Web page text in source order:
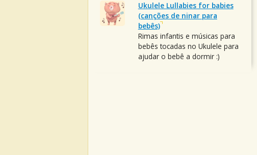
Ukulele Lullabies for babies
(canções de ninar para
bebês)
Rimas infantis e músicas para
bebês tocadas no Ukulele para
ajudar o bebê a dormir :)